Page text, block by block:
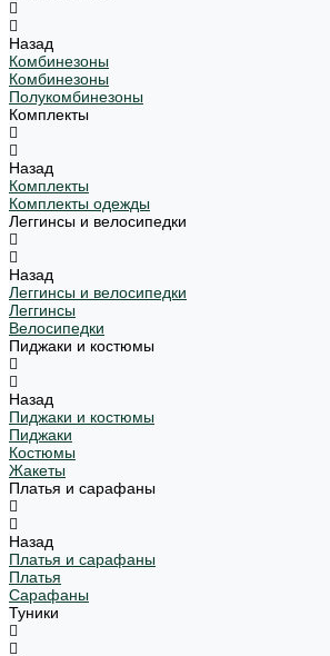
Назад
Комбинезоны
Комбинезоны
Полукомбинезоны
Комплекты
Назад
Комплекты
Комплекты одежды
Леггинсы и велосипедки
Назад
Леггинсы и велосипедки
Леггинсы
Велосипедки
Пиджаки и костюмы
Назад
Пиджаки и костюмы
Пиджаки
Костюмы
Жакеты
Платья и сарафаны
Назад
Платья и сарафаны
Платья
Сарафаны
Туники